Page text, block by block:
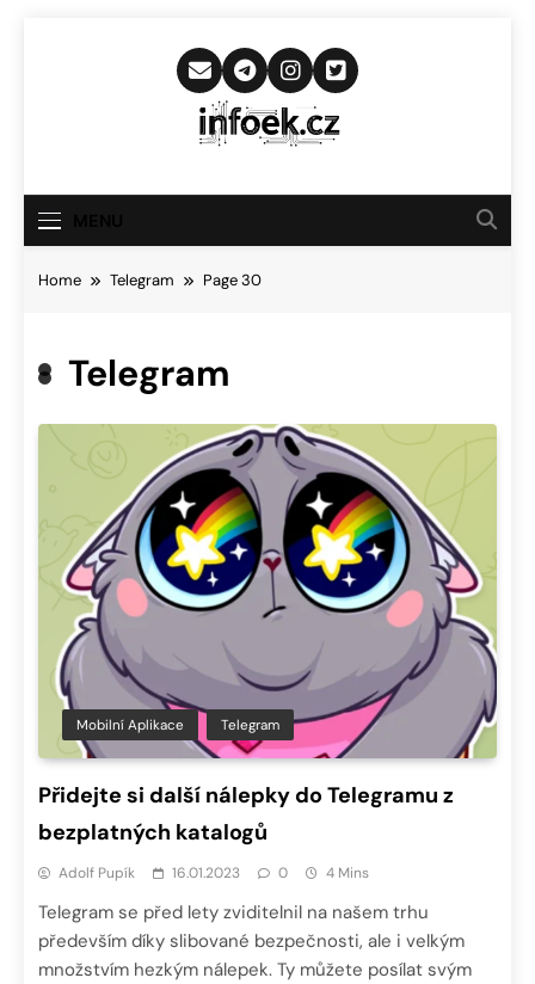
Infoek.cz
Novinkám
Home Telegram Page 30
Telegram
Mobilní Aplikace Telegram
Přidejte si další nálepky do Telegramu z
bezplatných katalogů
Adolf Pupík 16.01.2023 0 4 Mins
Telegram se před lety zviditelnil na našem trhu
především díky slibované bezpečnosti, ale i velkým
množstvím hezkým nálepek. Ty můžete posílat svým